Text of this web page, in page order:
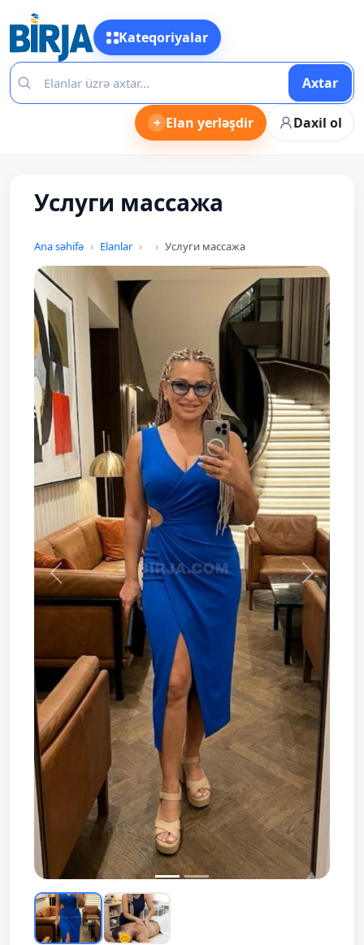
Kateqoriyalar
Axtar
+ Elan yerləşdir Daxil ol
Услуги массажа
Ana səhifə Elanlar Услуги массажа
Prev Next